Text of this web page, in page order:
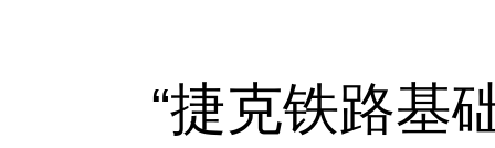
“捷克铁路基础